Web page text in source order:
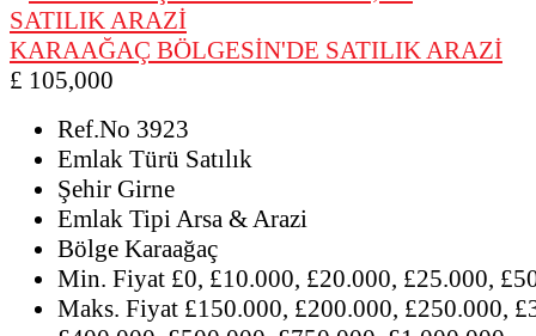
KARAAĞAÇ BÖLGESİN'DE SATILIK ARAZİ
£ 105,000
Ref.No 3923
Emlak Türü Satılık
Şehir Girne
Emlak TipiArsa & Arazi
Bölge Karaağaç
Min. Fiyat £0, £10.000, £20.000, £25.000,
Maks. Fiyat £150.000, £200.000, £250.000,